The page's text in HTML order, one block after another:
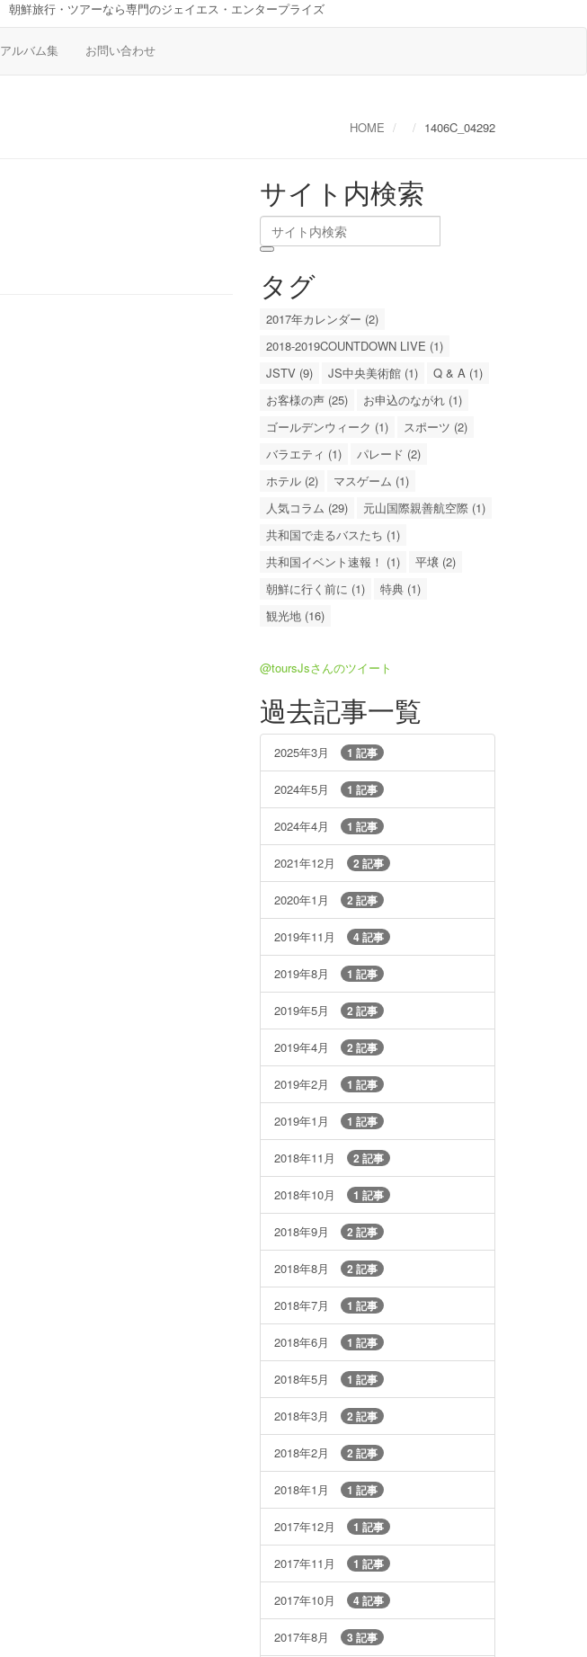
朝鮮旅行・ツアーなら専門のジェイエス・エンタープライズ
アルバム集 お問い合わせ
HOME 1406C_04292
サイト内検索
タグ
2017年カレンダー (2)
2018-2019COUNTDOWN LIVE (1)
JSTV (9)
JS中央美術館 (1)
Q & A (1)
お客様の声 (25)
お申込のながれ (1)
ゴールデンウィーク (1)
スポーツ (2)
バラエティ (1)
パレード (2)
ホテル (2)
マスゲーム (1)
人気コラム (29)
元山国際親善航空際 (1)
共和国で走るバスたち (1)
共和国イベント速報！ (1)
平壌 (2)
朝鮮に行く前に (1)
特典 (1)
観光地 (16)
@toursJsさんのツイート
過去記事一覧
2025年3月 1 記事
2024年5月 1 記事
2024年4月 1 記事
2021年12月 2 記事
2020年1月 2 記事
2019年11月 4 記事
2019年8月 1 記事
2019年5月 2 記事
2019年4月 2 記事
2019年2月 1 記事
2019年1月 1 記事
2018年11月 2 記事
2018年10月 1 記事
2018年9月 2 記事
2018年8月 2 記事
2018年7月 1 記事
2018年6月 1 記事
2018年5月 1 記事
2018年3月 2 記事
2018年2月 2 記事
2018年1月 1 記事
2017年12月 1 記事
2017年11月 1 記事
2017年10月 4 記事
2017年8月 3 記事